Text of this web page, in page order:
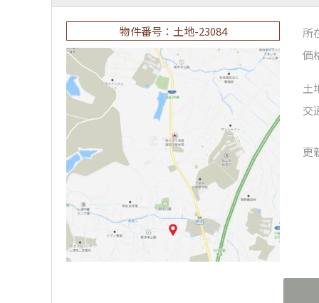
物件番号：土地-23084
所
価
土
交
更